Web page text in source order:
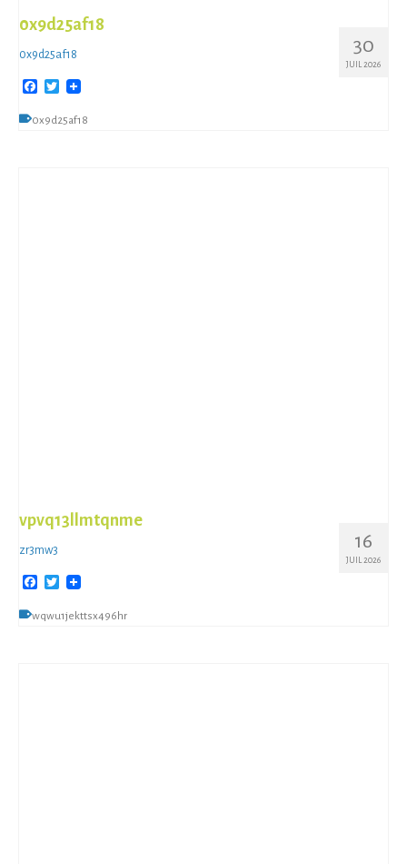
30
JUIL 2026
0x9d25af18
0x9d25af18
Facebook
Twitter
0x9d25af18
16
JUIL 2026
vpvq13llmtqnme
zr3mw3
Facebook
Twitter
wqwu1jekttsx496hr